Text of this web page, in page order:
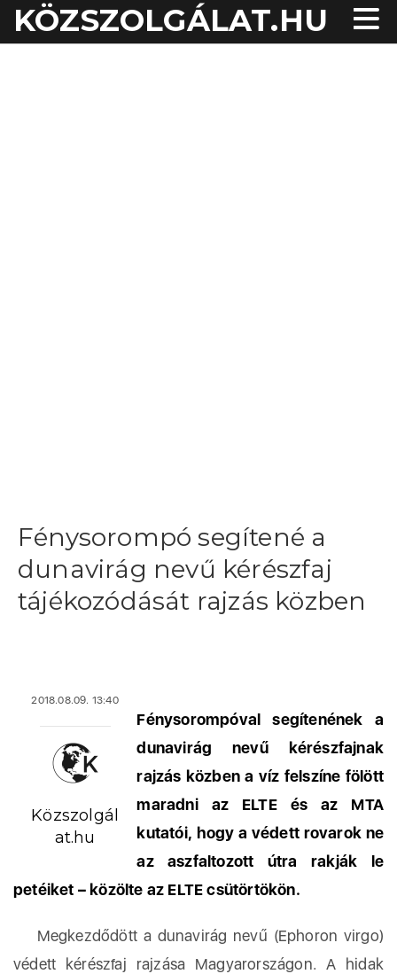
KÖZSZOLGÁLAT.HU
Fénysorompó segítené a
dunavirág nevű kérészfaj
tájékozódását rajzás közben
2018.08.09. 13:40
Közszolgál
at.hu
Fénysorompóval segítenének a
dunavirág nevű kérészfajnak
rajzás közben a víz felszíne fölött
maradni az ELTE és az MTA
kutatói, hogy a védett rovarok ne
az aszfaltozott útra rakják le
petéiket – közölte az ELTE csütörtökön.
Megkezdődött a dunavirág nevű (Ephoron virgo)
védett kérészfaj rajzása Magyarországon. A hidak